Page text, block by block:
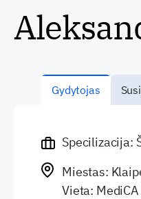
Gydytojas
Specilizacija:
Miestas:
Vieta: